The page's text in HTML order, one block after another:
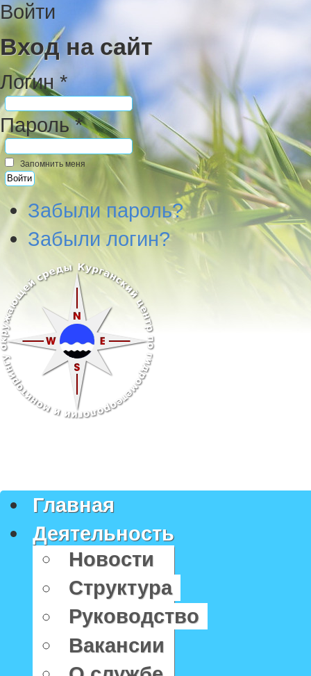
Войти
Вход на сайт
Логин *
Пароль *
Запомнить меня
Забыли пароль?
Забыли логин?
Главная
Деятельность
Новости
Структура
Руководство
Вакансии